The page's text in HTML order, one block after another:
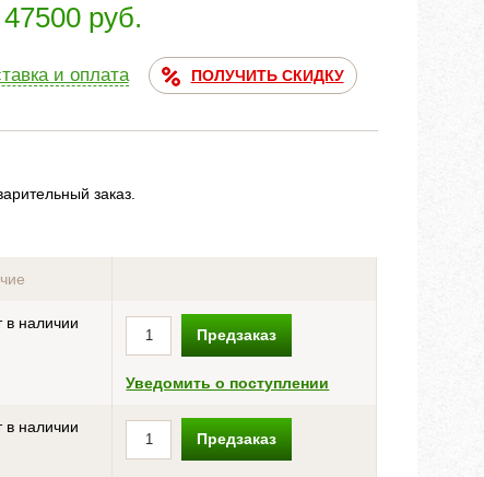
47500 руб.
и оплата ПОЛУЧИТЬ СКИДКУ
заказ.
в наличии
Предзаказ
Уведомить о поступлении
в наличии
Предзаказ